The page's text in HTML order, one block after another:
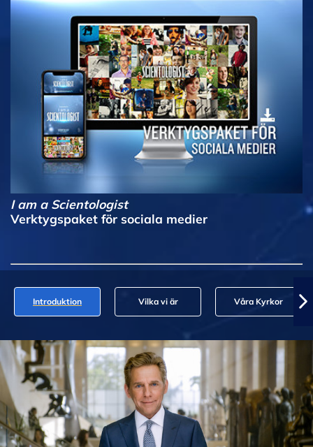
I am a Scientologist
Verktygspaket för sociala medier
Introduktion Vilka vi är Våra Kyrkor